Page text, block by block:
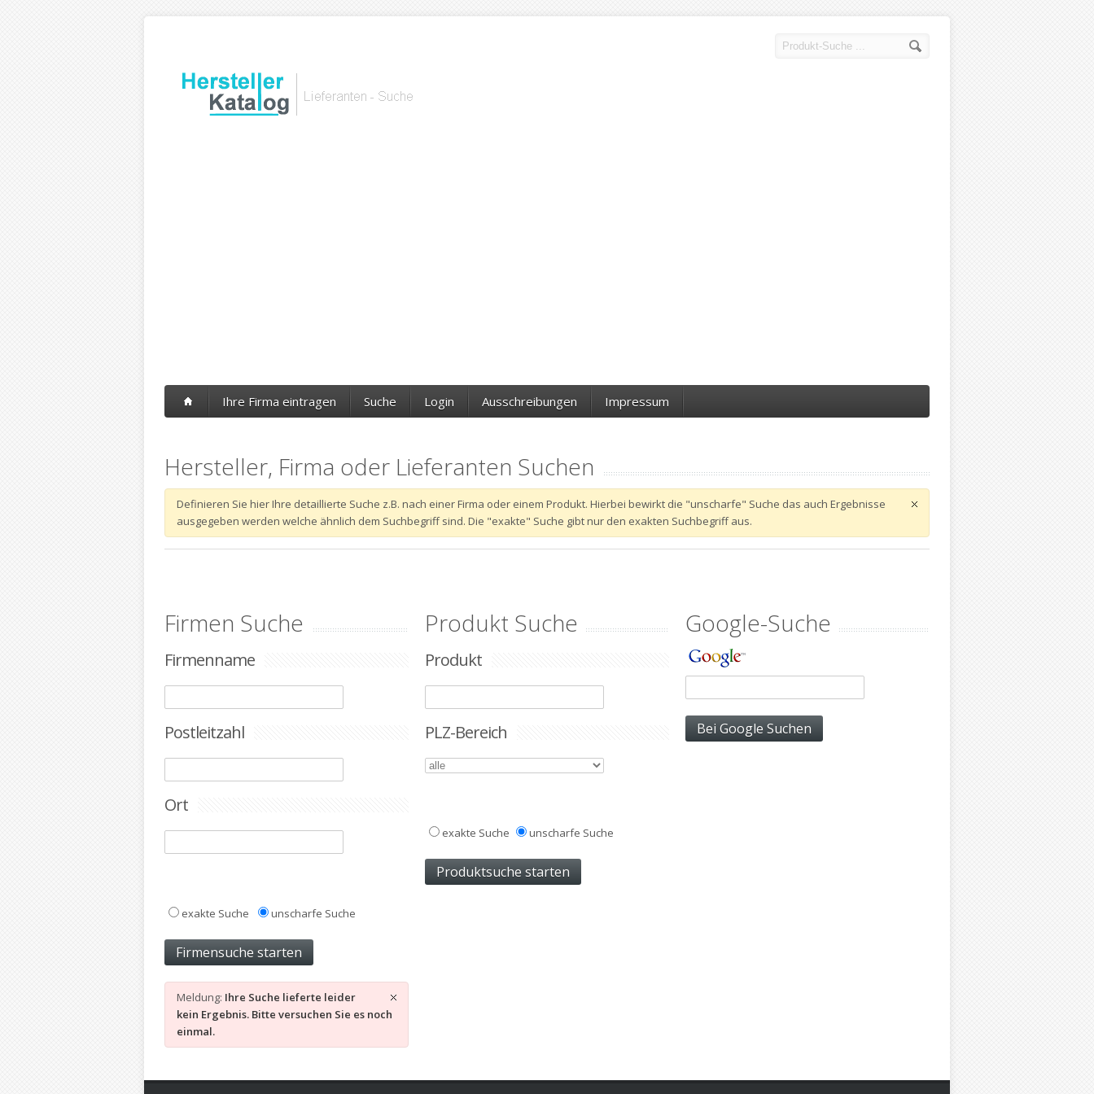
Ihre Firma eintragen Suche Login Ausschreibungen Impressum
Hersteller, Firma oder Lieferanten Suchen
Definieren Sie hier Ihre detaillierte Suche z.B. nach einer Firma oder einem Produkt. Hierbei bewirkt die "unscharfe" Suche das auch Ergebnisse
ausgegeben werden welche ähnlich dem Suchbegriff sind. Die "exakte" Suche gibt nur den exakten Suchbegriff aus.
Firmen Suche
Firmenname
Postleitzahl
Ort
exakte Suche unscharfe Suche
Meldung: Ihre Suche lieferte leider
kein Ergebnis. Bitte versuchen Sie es noch
einmal.
Produkt Suche
Produkt
PLZ-Bereich
exakte Suche unscharfe Suche
Google-Suche